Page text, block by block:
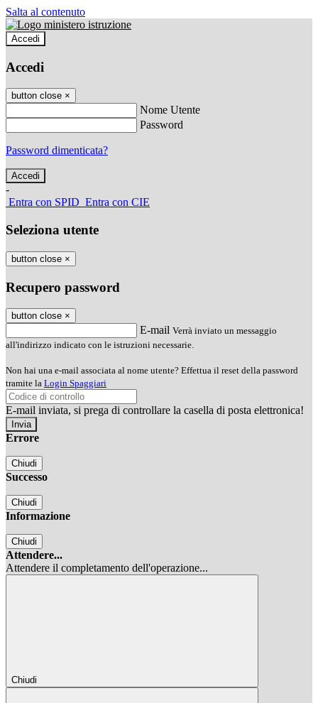
Salta al contenuto
Accedi
Accedi
button close ×
Nome Utente
Password
Password dimenticata?
-
Entra con SPID Entra con CIE
Seleziona utente
button close ×
Recupero password
button close ×
E-mail Verrà inviato un messaggio
all'indirizzo indicato con le istruzioni necessarie.
Non hai una e-mail associata al nome utente? Effettua il reset della password
tramite la Login Spaggiari
E-mail inviata, si prega di controllare la casella di posta elettronica!
Errore
Chiudi
Successo
Chiudi
Informazione
Chiudi
Attendere...
Attendere il completamento dell'operazione...
Chiudi